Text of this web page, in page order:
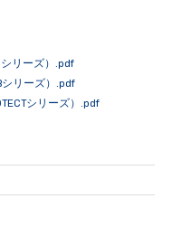
リーズ）.pdf
リーズ）.pdf
シリーズ）.pdf